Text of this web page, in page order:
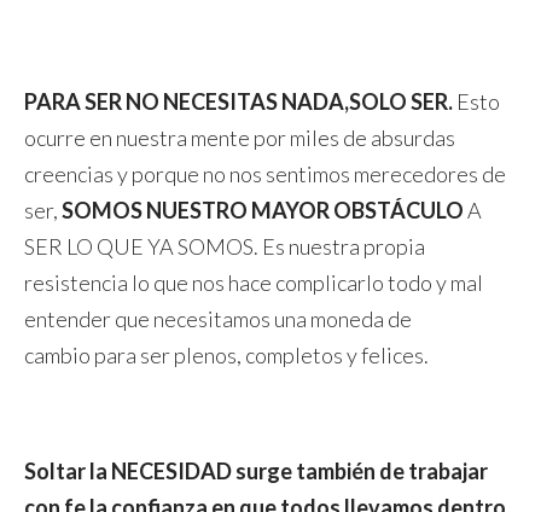
PARA SER NO NECESITAS NADA,SOLO SER. Esto
ocurre en nuestra mente por miles de absurdas
creencias y porque no nos sentimos merecedores de
ser,SOMOS NUESTRO MAYOR OBSTÁCULOA
SER LO QUE YA SOMOS. Es nuestra propia
resistencia lo que nos hace complicarlo todo y mal
entender que necesitamos una moneda de
cambio para ser plenos, completos y felices.
Soltar la NECESIDAD surge también de trabajar